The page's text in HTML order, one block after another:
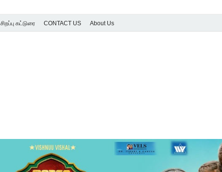
சிறப்பு கட்டுரை CONTACT US About Us